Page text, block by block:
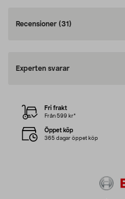
Recensioner (31)
Experten svarar
Fri frakt
Från 599 kr*
Öppet köp
365 dagar öppet köp